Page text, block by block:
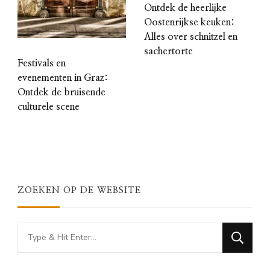
Festivals en
evenementen in Graz:
Ontdek de bruisende
culturele scene
Ontdek de heerlijke
Oostenrijkse keuken:
Alles over schnitzel en
sachertorte
ZOEKEN OP DE WEBSITE
Looking
for